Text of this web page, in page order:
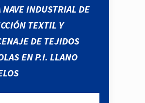
NAVE INDUSTRIAL DE
TEXTIL Y
DE TEJIDOS
EN P.I. LLANO